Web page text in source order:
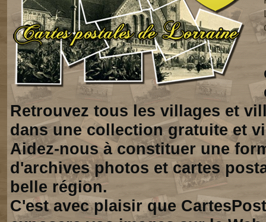
Retrouvez tous les villages et
dans une collection gratuite et
Aidez-nous à constituer une
d'archives photos et cartes
belle région.
C'est avec plaisir que